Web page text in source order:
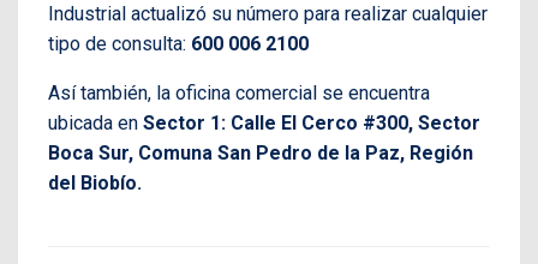
Industrial actualizó su número para realizar cualquier
tipo de consulta: 600 006 2100
Así también, la oficina comercial se encuentra
ubicada en Sector 1: Calle El Cerco #300, Sector
Boca Sur, Comuna San Pedro de la Paz, Región
del Biobío.